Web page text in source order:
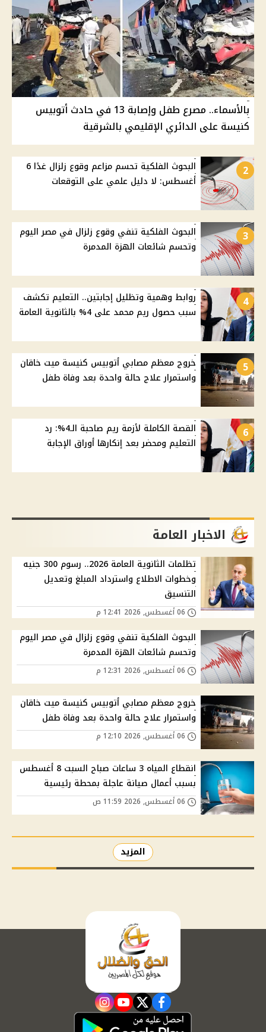
بالأسماء.. مصرع طفل وإصابة 13 في حادث أتوبيس
كنيسة على الدائري الإقليمي بالشرقية
2
البحوث الفلكية تحسم مزاعم وقوع زلزال غدًا 6
أغسطس: لا دليل علمي على التوقعات
3
البحوث الفلكية تنفي وقوع زلزال في مصر اليوم
وتحسم شائعات الهزة المدمرة
4
روابط وهمية وتظليل إجابتين.. التعليم تكشف
سبب حصول ريم محمد على 4% بالثانوية العامة
5
خروج معظم مصابي أتوبيس كنيسة ميت خاقان
واستمرار علاج حالة واحدة بعد وفاة طفل
6
القصة الكاملة لأزمة ريم صاحبة الـ4%: رد
التعليم ومحضر بعد إنكارها أوراق الإجابة
الاخبار العامة
تظلمات الثانوية العامة 2026.. رسوم 300 جنيه
وخطوات الاطلاع واسترداد المبلغ وتعديل
التنسيق
البحوث الفلكية تنفي وقوع زلزال في مصر اليوم
وتحسم شائعات الهزة المدمرة
خروج معظم مصابي أتوبيس كنيسة ميت خاقان
واستمرار علاج حالة واحدة بعد وفاة طفل
انقطاع المياه 3 ساعات صباح السبت 8 أغسطس
بسبب أعمال صيانة عاجلة بمحطة رئيسية
المزيد
facebook
twitter
youtube
instagram